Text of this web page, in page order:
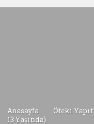
Anasayfa Öteki
13 Yaşında)